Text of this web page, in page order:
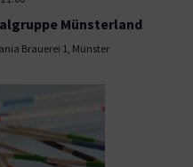
Münsterland
Brauerei 1, Münster